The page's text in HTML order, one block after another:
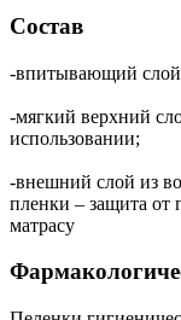
Состав
-впитывающий
-мягкий верхний
использовании;
-внешний слой из
пленки – защита от
матрасу